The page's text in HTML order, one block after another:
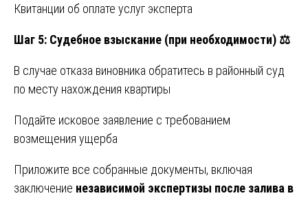
Квитанции об оплате услуг эксперта
Шаг 5: Судебное взыскание (при необходимости) ⚖️
В случае отказа виновника обратитесь в районный суд
по месту нахождения квартиры
Подайте исковое заявление с требованием
возмещения ущерба
Приложите все собранные документы, включая
заключение независимой экспертизы после залива в